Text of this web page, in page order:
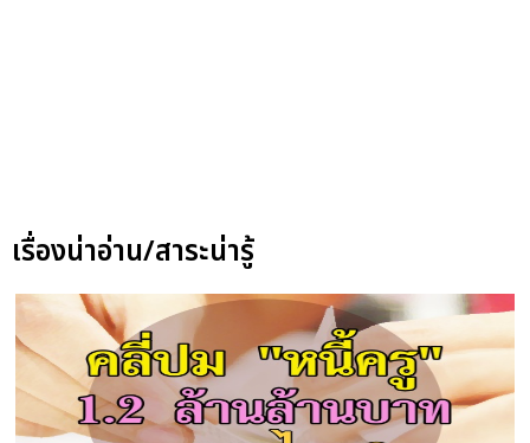
เรื่องน่าอ่าน/สาระน่ารู้